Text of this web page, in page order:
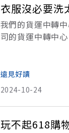
衣服沒必要洗
我們的貨運中轉
司的貨運中轉中
遠見好讀
2024-10-24
玩不起618購